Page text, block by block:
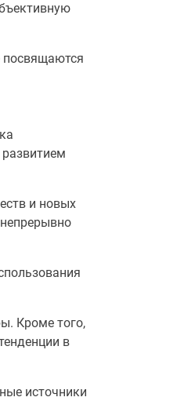
посвящаются
и новых
Кроме того,
в
источники